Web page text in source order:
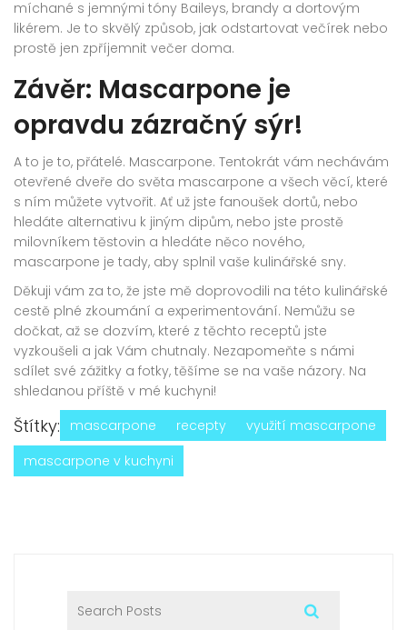
míchané s jemnými tóny Baileys, brandy a dortovým
likérem. Je to skvělý způsob, jak odstartovat večírek nebo
prostě jen zpříjemnit večer doma.
Závěr: Mascarpone je
opravdu zázračný sýr!
A to je to, přátelé. Mascarpone. Tentokrát vám nechávám
otevřené dveře do světa mascarpone a všech věcí, které
s ním můžete vytvořit. Ať už jste fanoušek dortů, nebo
hledáte alternativu k jiným dipům, nebo jste prostě
milovníkem těstovin a hledáte něco nového,
mascarpone je tady, aby splnil vaše kulinářské sny.
Děkuji vám za to, že jste mě doprovodili na této kulinářské
cestě plné zkoumání a experimentování. Nemůžu se
dočkat, až se dozvím, které z těchto receptů jste
vyzkoušeli a jak Vám chutnaly. Nezapomeňte s námi
sdílet své zážitky a fotky, těšíme se na vaše názory. Na
shledanou příště v mé kuchyni!
Štítky: mascarpone recepty
využití mascarpone
mascarpone v kuchyni